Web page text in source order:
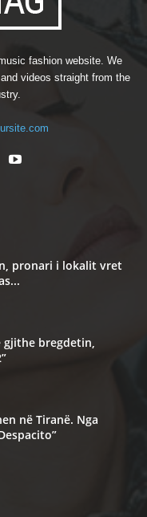
fashion website. We
videos straight from the
pronari i lokalit vret
bregdetin,
në Tiranë. Nga